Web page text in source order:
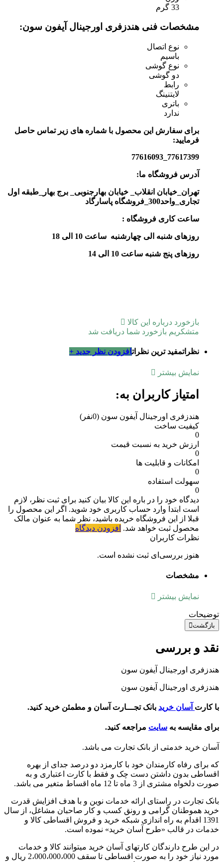
33 گرم
مشخصات فنی هندزفری اورجینال آیفون سون:
نوع اتصال
باسیم
نوع گوشی
دو گوشی
رابط
لایتنینگ
باتری
ندارد
برای سفارش این محصول با شماره های زیر تماس حاصل
فرمایید:
77617399_77616093
آدرس فروشگاه ما:
تهران_خیابان انقلاب_ خیابان بهارجنوبی_ برج بهار_طبقه اول
تجاری_واحد300_فروشگاه پاسارگاد
ساعت کاری فروشگاه :
روزهای شنبه الی چهارشنبه ساعت 10 الی 18
روزهای پنج شنبه ساعت 10 الی 14
بازخورد درباره این کالا
متشکریم بازخورد شما دریافت شد
نظراتمفید ترین نظراتافزودن نظر جدید +
نمایش بیشتر
امتیاز کاربران به:
هندزفری اورجینال آیفون سون (0نفر)
کیفیت ساخت
0
ارزش خرید به نسبت قیمت
0
امکانات و قابلیت ها
0
سهولت استفاده
0
دیدگاه خود را در باره این کالا بیان کنید برای ثبت نظر، لازم
است ابتدا وارد حساب کاربری خود شوید. اگر این محصول را
قبلا از این فروشگاه خریده باشید، نظر شما به عنوان مالک
محصول ثبت خواهد شد. افزودن دیدگاه
نظرات کاربران
هنوز بررسی‌ای ثبت نشده است.
مشخصات
نمایش بیشتر
توضیحات
بازگشت
نقد و بررسی
هندزفری اورجینال آیفون سون
هندزفری اورجینال آیفون سون
با کارت آسان خرید بانک تجـــارت آسان و مطمئن خرید کنید.
برای مقایسه به سایت مراجعه کنید.
آسان خرید خدمتی از بانک تجارت می باشد.
که برای رفاه کارمندان خود با کارمزد دو درصد جدای از بهره
اقساطی بدون داشتن دست چک و فقط با کارت اعتباری و به
صورت دلخواه مشتری از 3 ماه تا 12 ماه اقساط متغیر می باشد.
بانک تجارت در راستای ارائه خدمات نوین و با هدف افزایش قدرت
خرید هموطنان گرامی و رونق کسب و کار صاحبان مشاغل، از سال
1391 اقدام به راه اندازی شبکه خرید و فروش اقساطی کالا و
خدمات در قالب «طرح آسان خرید» نموده است.
در این طرح دارندگان کارتهای آسان خرید میتوانند کالا و خدمات
مورد نیاز خود را به صورت اقساطی تا سقف 2،000،000،000 ریال و